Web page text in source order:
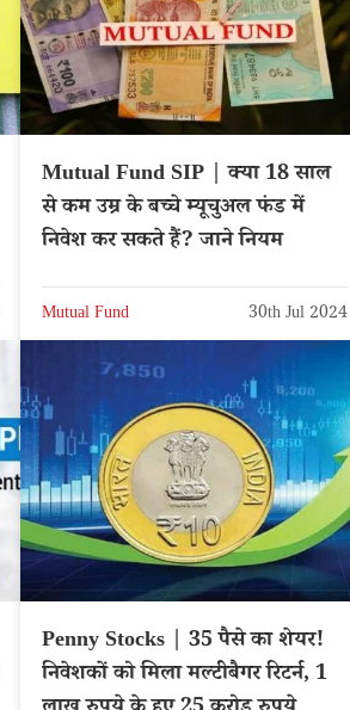
Mutual Fund SIP | क्या 18 साल
से कम उम्र के बच्चे म्यूचुअल फंड में
निवेश कर सकते हैं? जाने नियम
Mutual Fund 30th Jul 2024
Penny Stocks | 35 पैसे का शेयर!
निवेशकों को मिला मल्टीबैगर रिटर्न, 1